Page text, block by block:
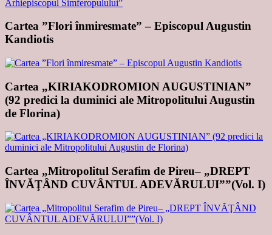
Cartea ”Flori înmiresmate” – Episcopul Augustin
Kandiotis
Cartea „KIRIAKODROMION AUGUSTINIAN”
(92 predici la duminici ale Mitropolitului Augustin
de Florina)
Cartea „Mitropolitul Serafim de Pireu– „DREPT
ÎNVĂŢÂND CUVÂNTUL ADEVĂRULUI””(Vol. I)